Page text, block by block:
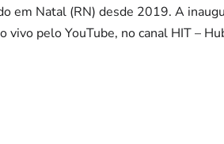
em Natal (RN) desde 2019. A
vivo pelo YouTube, no canal HIT –